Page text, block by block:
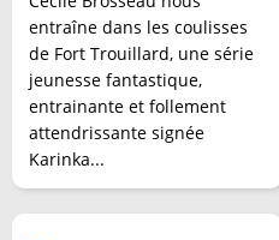
entraîne dans les coulisses
de Fort Trouillard, une série
jeunesse fantastique,
entrainante et follement
attendrissante signée
Karinka...